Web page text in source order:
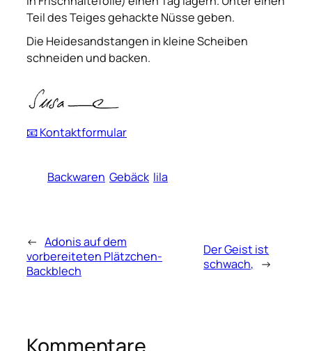
Teil des Teiges gehackte Nüsse geben.
Die Heidesandstangen in kleine Scheiben
schneiden und backen.
📧 Kontaktformular
Backwaren Gebäck lila
← Adonis auf dem
vorbereiteten Plätzchen-
Backblech
Der Geist ist
schwach, →